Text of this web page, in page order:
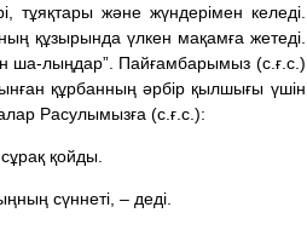
тұяқтары және жүндерімен келеді.
құзырында үлкен мақамға жетеді.
ша-лыңдар”. Пайғамбарымыз (с.ғ.с.)
құрбанның әрбір қылшығы үшін
Расулымызға (с.ғ.с.):
қойды.
сүннеті, – деді.